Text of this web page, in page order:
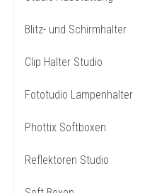
Blitz- und Schirmhalter
Clip Halter Studio
Fototudio Lampenhalter
Phottix Softboxen
Reflektoren Studio